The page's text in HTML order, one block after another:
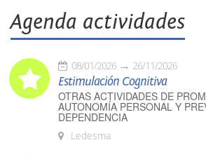
Agenda actividades
08/01/2026 26/11/2026
Estimulación Cognitiva
OTRAS ACTIVIDADES DE
AUTONOMÍA PERSONAL Y
DEPENDENCIA
Ledesma